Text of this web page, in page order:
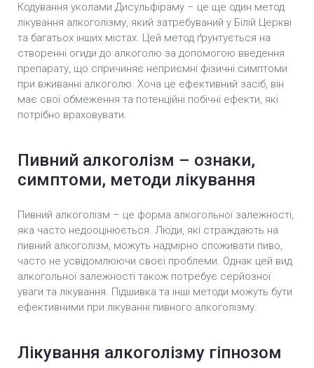
Кодування уколами Дисульфіраму – це ще один метод
лікування алкоголізму, який затребуваний у Білій Церкві
та багатьох інших містах. Цей метод ґрунтується на
створенні огиди до алкоголю за допомогою введення
препарату, що спричиняє неприємні фізичні симптоми
при вживанні алкоголю. Хоча це ефективний засіб, він
має свої обмеження та потенційні побічні ефекти, які
потрібно враховувати.
Пивний алкоголізм – ознаки,
симптоми, методи лікування
Пивний алкоголізм – це форма алкогольної залежності,
яка часто недооцінюється. Люди, які страждають на
пивний алкоголізм, можуть надмірно споживати пиво,
часто не усвідомлюючи своєї проблеми. Однак цей вид
алкогольної залежності також потребує серйозної
уваги та лікування. Підшивка та інші методи можуть бути
ефективними при лікуванні пивного алкоголізму.
Лікування алкоголізму гіпнозом